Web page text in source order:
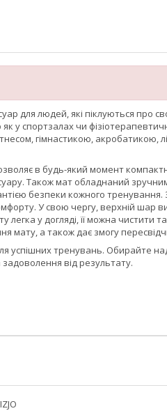
для людей, які піклуються про
у спортзалах чи
гімнастикою, акробатикою,
в будь-який момент
Також мат обладнаний
безпеки кожного
У свою чергу, верхній шар
легка у догляді, її можна чистити
мату, а також дає змогу
успішних тренувань. Обирайте
від результату.